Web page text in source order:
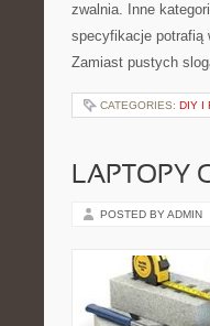
zwalnia. Inne
specyfikacje potrafią
Zamiast pustych
CATEGORIES: DIY I
LAPTOPY
POSTED BY ADMIN